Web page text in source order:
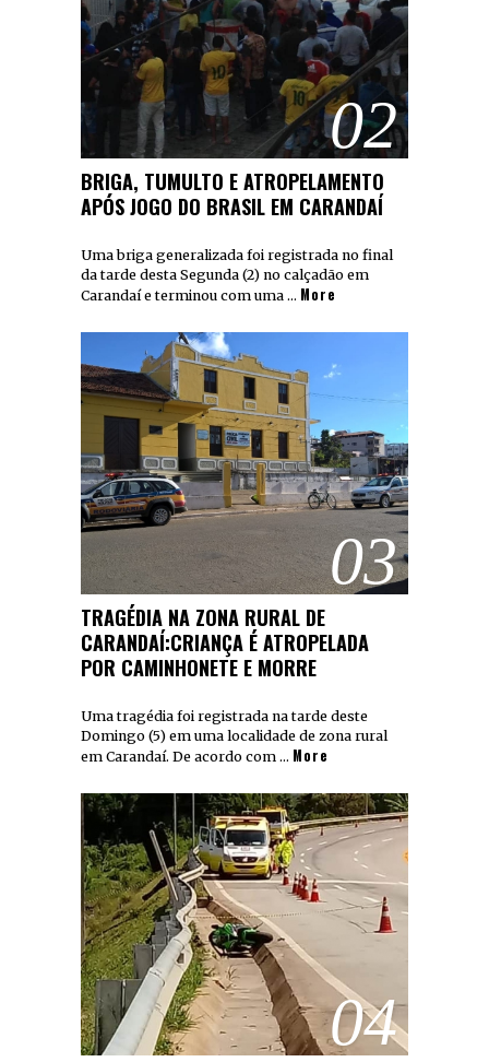
02
BRIGA, TUMULTO E ATROPELAMENTO
APÓS JOGO DO BRASIL EM CARANDAÍ
Uma briga generalizada foi registrada no final
da tarde desta Segunda (2) no calçadão em
Carandaí e terminou com uma … More
03
TRAGÉDIA NA ZONA RURAL DE
CARANDAÍ:CRIANÇA É ATROPELADA
POR CAMINHONETE E MORRE
Uma tragédia foi registrada na tarde deste
Domingo (5) em uma localidade de zona rural
em Carandaí. De acordo com … More
04